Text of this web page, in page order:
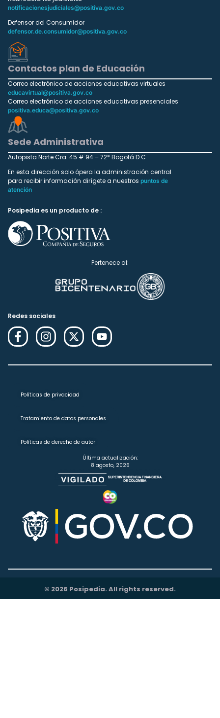
notificacionesjudiciales@positiva.gov.co
Defensor del Consumidor
defensor.de.consumidor@positiva.gov.co
Contactos plan de Educación
Correo electrónico de acciones educativas virtuales
educavirtual@positiva.gov.co
Correo electrónico de acciones educativas presenciales
positiva.educa@positiva.gov.co
Sede Administrativa
Autopista Norte Cra. 45 # 94 – 72* Bogotá D.C
En esta dirección solo ópera la administración central
para recibir información dirígete a nuestros puntos de
atención
Posipedia es un producto de :
Pertenece al:
Redes sociales
Políticas de privacidad
Tratamiento de datos personales
Políticas de derecho de autor
Última actualización:
8 agosto, 2026
© 2026 Posipedia. All rights reserved.